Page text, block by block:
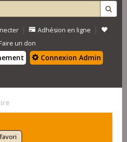
| Adhésion en ligne |
Faire un don
Connexion Admin